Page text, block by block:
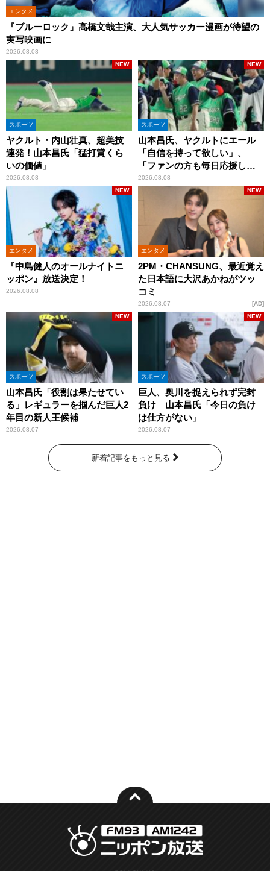
エンタメ
『ブルーロック』高橋文哉主演、大人気サッカー漫画が待望の
実写映画に
2026.08.08
スポーツ
ヤクルト・内山壮真、超美技
連発！山本昌氏「猛打賞くら
いの価値」
2026.08.08
NEW
スポーツ
山本昌氏、ヤクルトにエール
「自信を持って欲しい」、
「ファンの方も毎日応援して
くれています」
2026.08.08
NEW
エンタメ
『中島健人のオールナイトニ
ッポン』放送決定！
2026.08.08
NEW
エンタメ
2PM・CHANSUNG、最近覚え
た日本語に大沢あかねがツッ
コミ
2026.08.07
NEW
AD
スポーツ
山本昌氏「役割は果たせてい
る」レギュラーを掴んだ巨人2
年目の新人王候補
2026.08.07
NEW
スポーツ
巨人、奥川を捉えられず完封
負け 山本昌氏「今日の負け
は仕方がない」
2026.08.07
NEW
新着記事をもっと見る